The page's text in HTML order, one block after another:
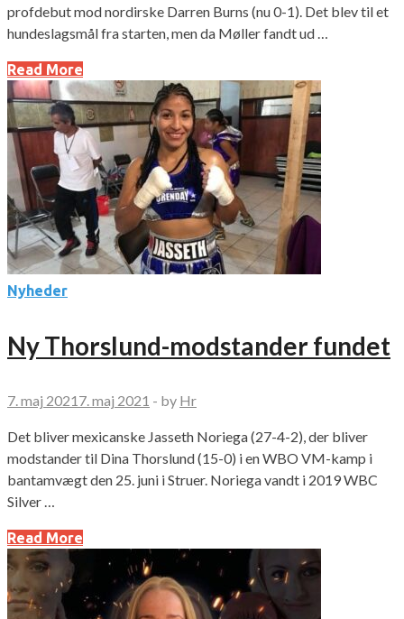
profdebut mod nordirske Darren Burns (nu 0-1). Det blev til et
hundeslagsmål fra starten, men da Møller fandt ud …
Read More
Nyheder
Ny Thorslund-modstander fundet
7. maj 2021 7. maj 2021 - by Hr
Det bliver mexicanske Jasseth Noriega (27-4-2), der bliver
modstander til Dina Thorslund (15-0) i en WBO VM-kamp i
bantamvægt den 25. juni i Struer. Noriega vandt i 2019 WBC
Silver …
Read More